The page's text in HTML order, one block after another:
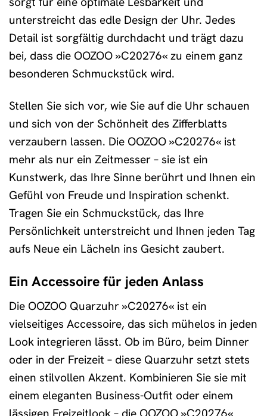
unterstreicht das edle Design der Uhr. Jedes
Detail ist sorgfältig durchdacht und trägt dazu
bei, dass die OOZOO »C20276« zu einem ganz
besonderen Schmuckstück wird.
Stellen Sie sich vor, wie Sie auf die Uhr schauen
und sich von der Schönheit des Zifferblatts
verzaubern lassen. Die OOZOO »C20276« ist
mehr als nur ein Zeitmesser – sie ist ein
Kunstwerk, das Ihre Sinne berührt und Ihnen ein
Gefühl von Freude und Inspiration schenkt.
Tragen Sie ein Schmuckstück, das Ihre
Persönlichkeit unterstreicht und Ihnen jeden Tag
aufs Neue ein Lächeln ins Gesicht zaubert.
Ein Accessoire für jeden Anlass
Die OOZOO Quarzuhr »C20276« ist ein
vielseitiges Accessoire, das sich mühelos in jeden
Look integrieren lässt. Ob im Büro, beim Dinner
oder in der Freizeit – diese Quarzuhr setzt stets
einen stilvollen Akzent. Kombinieren Sie sie mit
einem eleganten Business-Outfit oder einem